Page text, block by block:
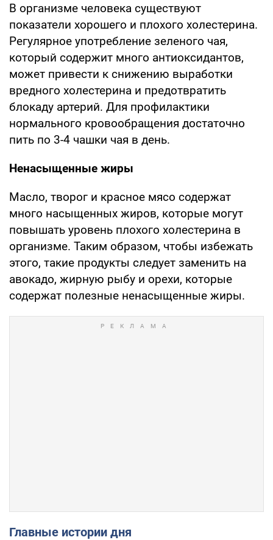
В организме человека существуют
показатели хорошего и плохого холестерина.
Регулярное употребление зеленого чая,
который содержит много антиоксидантов,
может привести к снижению выработки
вредного холестерина и предотвратить
блокаду артерий. Для профилактики
нормального кровообращения достаточно
пить по 3-4 чашки чая в день.
Ненасыщенные жиры
Масло, творог и красное мясо содержат
много насыщенных жиров, которые могут
повышать уровень плохого холестерина в
организме. Таким образом, чтобы избежать
этого, такие продукты следует заменить на
авокадо, жирную рыбу и орехи, которые
содержат полезные ненасыщенные жиры.
Главные истории дня